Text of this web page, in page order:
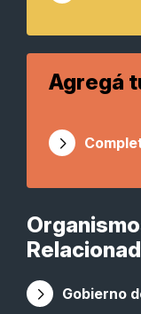
Gobierno
Agregá